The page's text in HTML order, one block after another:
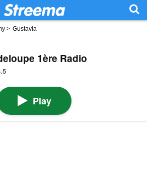
> Gustavia
1ère Radio
Play